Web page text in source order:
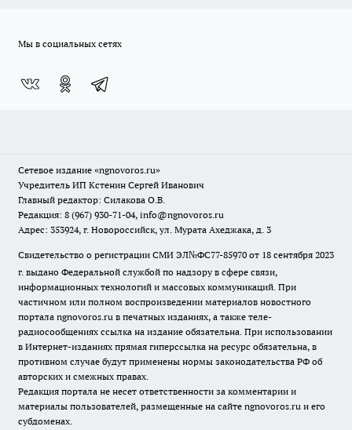
Мы в социальных сетях
Сетевое издание «ngnovoros.ru»
Учредитель ИП Кстенин Сергей Иванович
Главный редактор: Силакова О.В.
Редакция: 8 (967) 930-71-04, info@ngnovoros.ru
Адрес: 353924, г. Новороссийск, ул. Мурата Ахеджака, д. 3
Свидетельство о регистрации СМИ ЭЛ№ФС77-85970 от 18 сентября 2023
г. выдано Федеральной службой по надзору в сфере связи,
информационных технологий и массовых коммуникаций. При
частичном или полном воспроизведении материалов новостного
портала ngnovoros.ru в печатных изданиях, а также теле-
радиосообщениях ссылка на издание обязательна. При использовании
в Интернет-изданиях прямая гиперссылка на ресурс обязательна, в
противном случае будут применены нормы законодательства РФ об
авторских и смежных правах.
Редакция портала не несет ответственности за комментарии и
материалы пользователей, размещенные на сайте ngnovoros.ru и его
субдоменах.